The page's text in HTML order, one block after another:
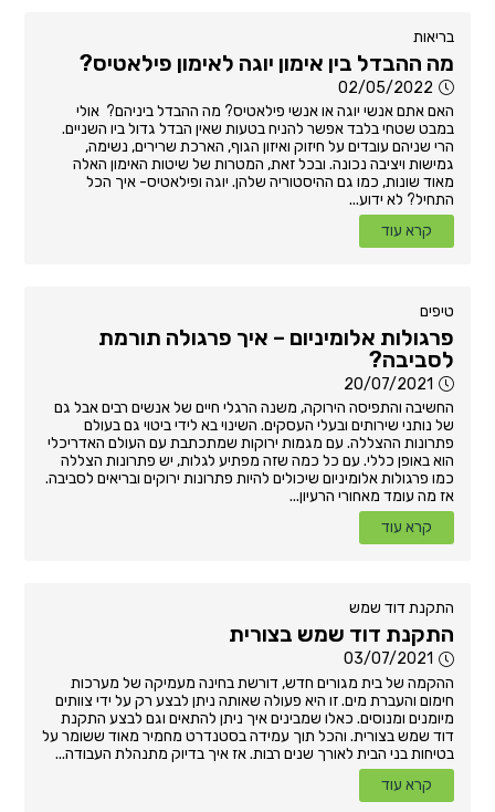
בריאות
מה ההבדל בין אימון יוגה לאימון פילאטיס?
02/05/2022
האם אתם אנשי יוגה או אנשי פילאטיס? מה ההבדל ביניהם? אולי
במבט שטחי בלבד אפשר להניח בטעות שאין הבדל גדול ביו השניים.
הרי שניהם עובדים על חיזוק ואיזון הגוף, הארכת שרירים, נשימה,
גמישות ויציבה נכונה. ובכל זאת, המטרות של שיטות האימון האלה
מאוד שונות, כמו גם ההיסטוריה שלהן. יוגה ופילאטיס- איך הכל
התחיל? לא ידוע...
קרא עוד
טיפים
פרגולות אלומיניום – איך פרגולה תורמת
לסביבה?
20/07/2021
החשיבה והתפיסה הירוקה, משנה הרגלי חיים של אנשים רבים אבל גם
של נותני שירותים ובעלי העסקים. השינוי בא לידי ביטוי גם בעולם
פתרונות ההצללה. עם מגמות ירוקות שמתכתבת עם העולם האדריכלי
הוא באופן כללי. עם כל כמה שזה מפתיע לגלות, יש פתרונות הצללה
כמו פרגולות אלומיניום שיכולים להיות פתרונות ירוקים ובריאים לסביבה.
אז מה עומד מאחורי הרעיון...
קרא עוד
התקנת דוד שמש
התקנת דוד שמש בצורית
03/07/2021
ההקמה של בית מגורים חדש, דורשת בחינה מעמיקה של מערכות
חימום והעברת מים. זו היא פעולה שאותה ניתן לבצע רק על ידי צוותים
מיומנים ומנוסים. כאלו שמבינים איך ניתן להתאים וגם לבצע התקנת
דוד שמש בצורית. והכל תוך עמידה בסטנדרט מחמיר מאוד ששומר על
בטיחות בני הבית לאורך שנים רבות. אז איך בדיוק מתנהלת העבודה...
קרא עוד